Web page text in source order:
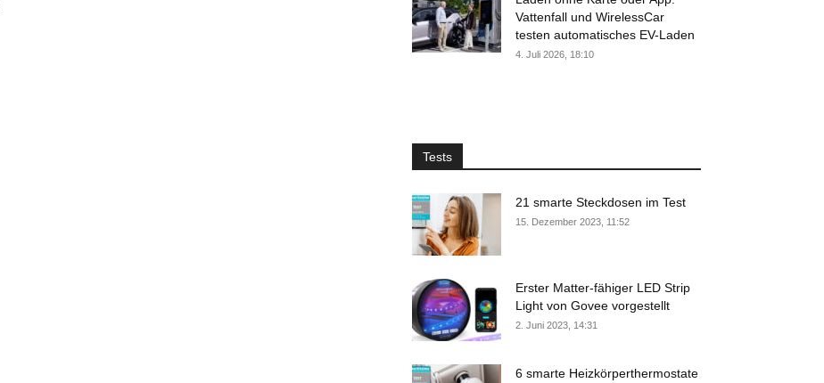
Vattenfall und WirelessCar
testen automatisches EV-Laden
4. Juli 2026, 18:10
Tests
21 smarte Steckdosen im Test
15. Dezember 2023, 11:52
Erster Matter-fähiger LED Strip
Light von Govee vorgestellt
2. Juni 2023, 14:31
6 smarte Heizkörperthermostate